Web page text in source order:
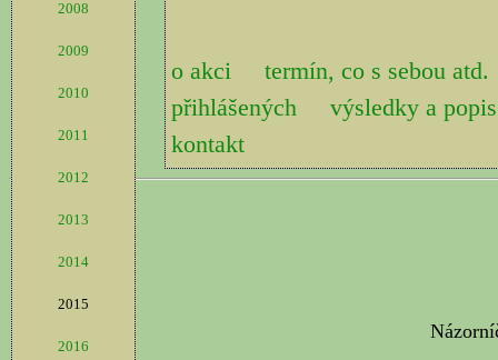
2008
2009
2010
2011
2012
2013
2014
2015
2016
o akci
termín, co s sebou atd.
přihlášených
výsledky a
kontakt